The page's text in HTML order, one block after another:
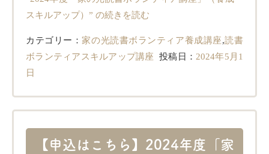
スキルアップ）” の続きを読む
カテゴリー：家の光読書ボランティア養成講座,読書
ボランティアスキルアップ講座 投稿日： 2024年5月1
日
【申込はこちら】2024年度「家